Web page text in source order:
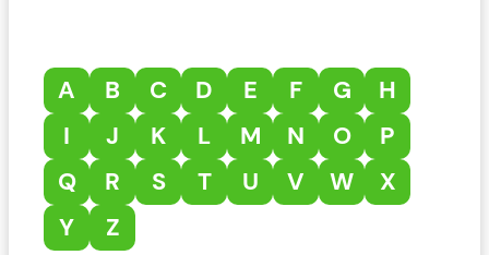
A B C D E F G
H
I
J K L M N O
P
Q
R S T U V W
X
Y
Z